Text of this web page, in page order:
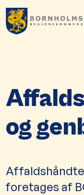
og
foretages af